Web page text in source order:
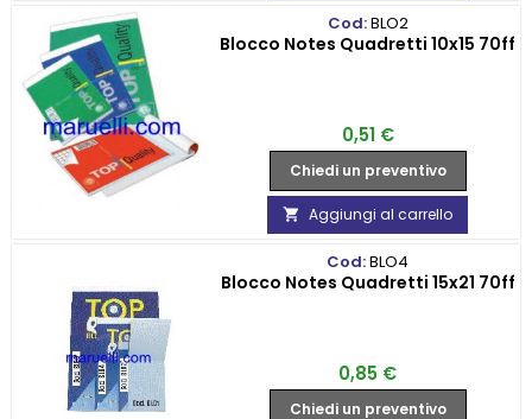
Cod:BLO2
Blocco Notes Quadretti 10x15 70ff
Prezzo
0,51 €
Chiedi un preventivo
 Aggiungi al carrello
Cod:BLO4
Blocco Notes Quadretti 15x21 70ff
Prezzo
0,85 €
Chiedi un preventivo